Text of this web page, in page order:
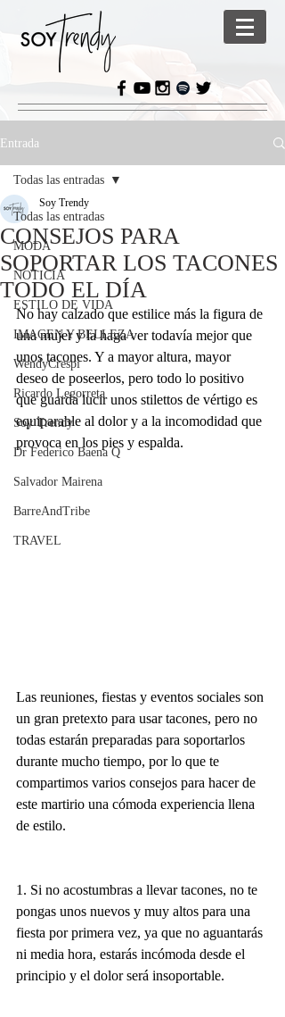
Entrada
Todas las entradas
MODA
NOTICIA
ESTILO DE VIDA
IMAGEN Y BELLEZA
WendyCrespi
Ricardo Legorreta
Soy Trendy
Dr Federico Baena Q
Salvador Mairena
BarreAndTribe
TRAVEL
Todas las entradas
CONSEJOS PARA
SOPORTAR LOS TACONES
TODO EL DÍA
Soy Trendy
No hay calzado que estilice más la figura de
una mujer y la haga ver todavía mejor que
unos tacones. Y a mayor altura, mayor
deseo de poseerlos, pero todo lo positivo
que guarda lucir unos stilettos de vértigo es
equiparable al dolor y a la incomodidad que
provoca en los pies y espalda.
Las reuniones, fiestas y eventos sociales son
un gran pretexto para usar tacones, pero no
todas estarán preparadas para soportarlos
durante mucho tiempo, por lo que te
compartimos varios consejos para hacer de
este martirio una cómoda experiencia llena
de estilo.
1. Si no acostumbras a llevar tacones, no te
pongas unos nuevos y muy altos para una
fiesta por primera vez, ya que no aguantarás
ni media hora, estarás incómoda desde el
principio y el dolor será insoportable.